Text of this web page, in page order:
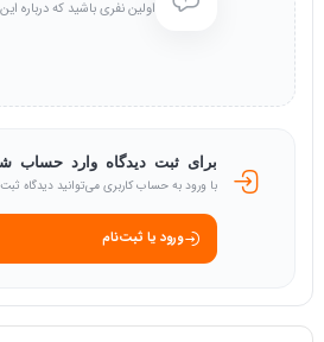
اولین نفری باشید که درباره
برای ثبت دیدگاه وارد حساب
با ورود به حساب کاربری می‌توانید دیدگاه
ورود یا ثبت‌نام